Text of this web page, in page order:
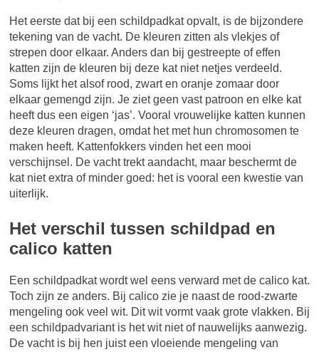
Het eerste dat bij een schildpadkat opvalt, is de bijzondere
tekening van de vacht. De kleuren zitten als vlekjes of
strepen door elkaar. Anders dan bij gestreepte of effen
katten zijn de kleuren bij deze kat niet netjes verdeeld.
Soms lijkt het alsof rood, zwart en oranje zomaar door
elkaar gemengd zijn. Je ziet geen vast patroon en elke kat
heeft dus een eigen ‘jas’. Vooral vrouwelijke katten kunnen
deze kleuren dragen, omdat het met hun chromosomen te
maken heeft. Kattenfokkers vinden het een mooi
verschijnsel. De vacht trekt aandacht, maar beschermt de
kat niet extra of minder goed: het is vooral een kwestie van
uiterlijk.
Het verschil tussen schildpad en
calico katten
Een schildpadkat wordt wel eens verward met de calico kat.
Toch zijn ze anders. Bij calico zie je naast de rood-zwarte
mengeling ook veel wit. Dit wit vormt vaak grote vlakken. Bij
een schildpadvariant is het wit niet of nauwelijks aanwezig.
De vacht is bij hen juist een vloeiende mengeling van